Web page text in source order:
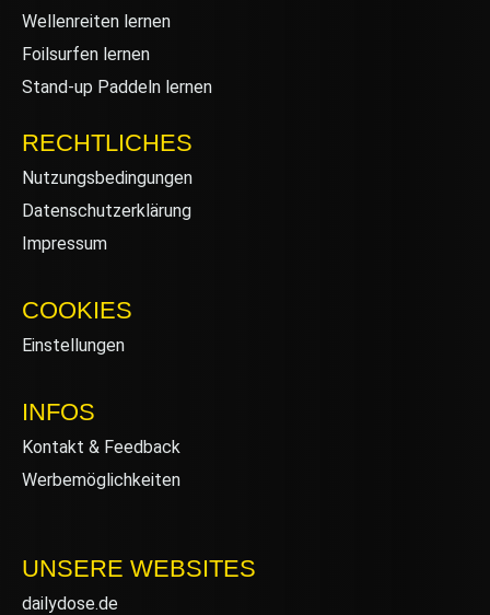
Wellenreiten lernen
Foilsurfen lernen
Stand-up Paddeln lernen
RECHTLICHES
Nutzungsbedingungen
Datenschutzerklärung
Impressum
COOKIES
Einstellungen
INFOS
Kontakt & Feedback
Werbemöglichkeiten
UNSERE WEBSITES
dailydose.de